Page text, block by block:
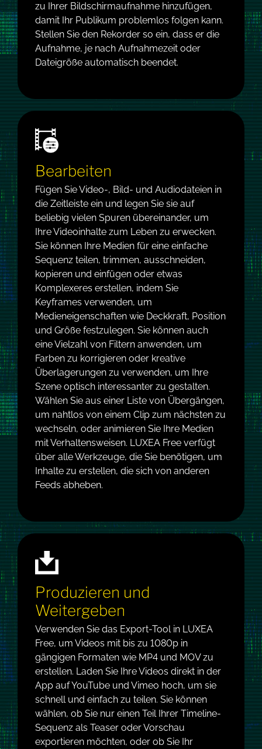
zu Ihrer Bildschirmaufnahme hinzufügen,
damit Ihr Publikum problemlos folgen kann.
Stellen Sie den Rekorder so ein, dass er die
Aufnahme, je nach Aufnahmezeit oder
Dateigröße automatisch beendet.
Bearbeiten
Fügen Sie Video-, Bild- und Audiodateien in
die Zeitleiste ein und legen Sie sie auf
beliebig vielen Spuren übereinander, um
Ihre Videoinhalte zum Leben zu erwecken.
Sie können Ihre Medien für eine einfache
Sequenz teilen, trimmen, ausschneiden,
kopieren und einfügen oder etwas
Komplexeres erstellen, indem Sie
Keyframes verwenden, um
Medieneigenschaften wie Deckkraft, Position
und Größe festzulegen. Sie können auch
eine Vielzahl von Filtern anwenden, um
Farben zu korrigieren oder kreative
Überlagerungen zu verwenden, um Ihre
Szene optisch interessanter zu gestalten.
Wählen Sie aus einer Liste von Übergängen,
um nahtlos von einem Clip zum nächsten zu
wechseln, oder animieren Sie Ihre Medien
mit Verhaltensweisen. LUXEA Free verfügt
über alle Werkzeuge, die Sie benötigen, um
Inhalte zu erstellen, die sich von anderen
Feeds abheben.
Produzieren und
Weitergeben
Verwenden Sie das Export-Tool in LUXEA
Free, um Videos mit bis zu 1080p in
gängigen Formaten wie MP4 und MOV zu
erstellen. Laden Sie Ihre Videos direkt in der
App auf YouTube und Vimeo hoch, um sie
schnell und einfach zu teilen. Sie können
wählen, ob Sie nur einen Teil Ihrer Timeline-
Sequenz als Teaser oder Vorschau
exportieren möchten, oder ob Sie Ihr